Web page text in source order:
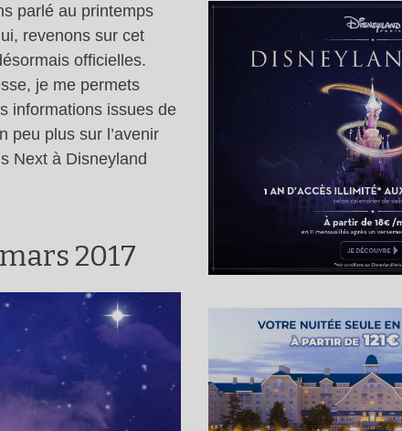
parlé au printemps
revenons sur cet
officielles.
je me permets
informations issues de
peu plus sur l’avenir
Next à Disneyland
2017